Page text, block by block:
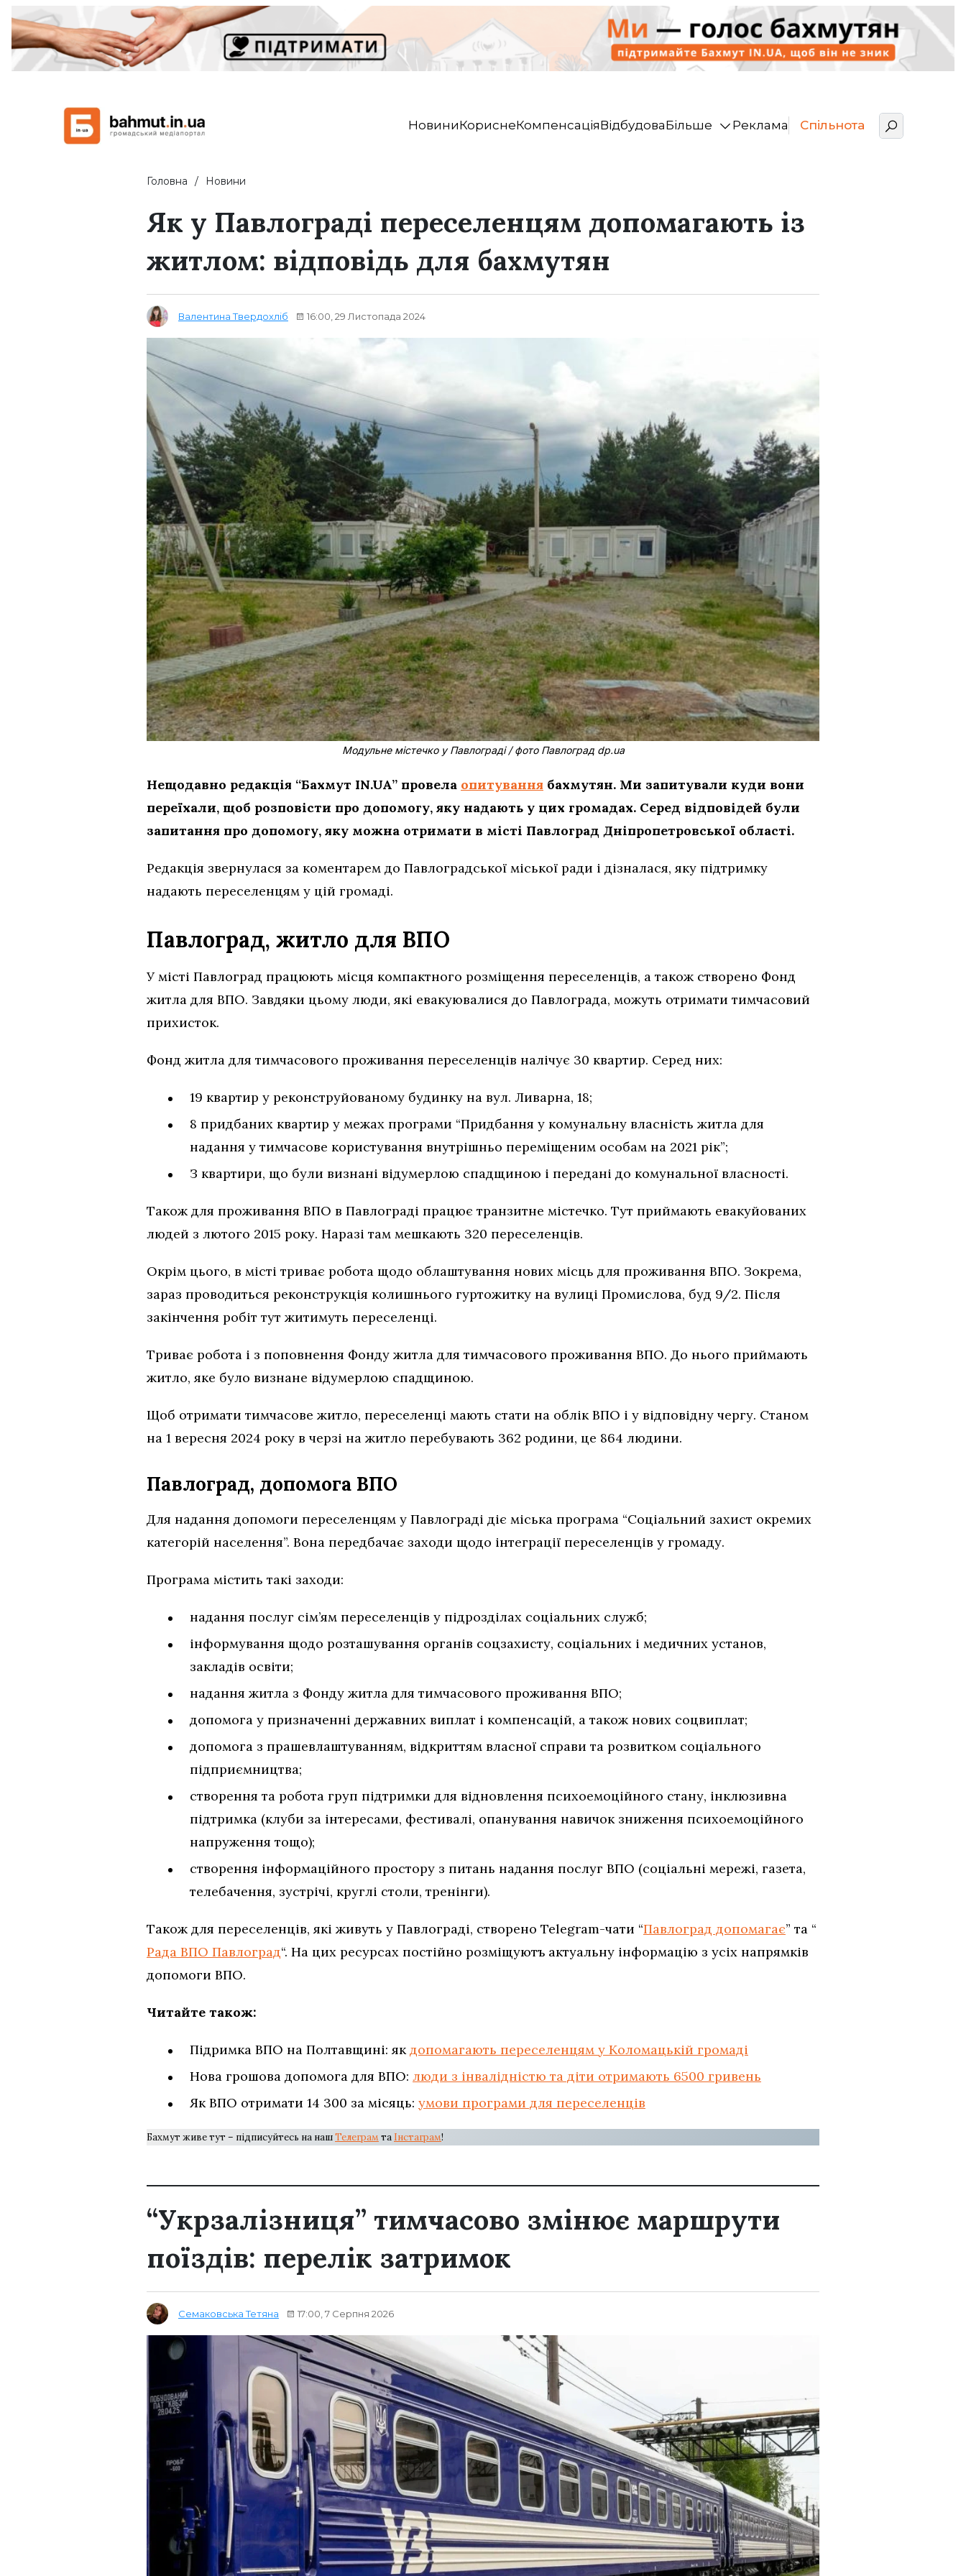
НовиниКориснеКомпенсаціяВідбудоваБільше Реклама Спільнота
Головна Новини
Як у Павлограді переселенцям допомагають із
житлом: відповідь для бахмутян
Валентина Твердохліб 16:00, 29 Листопада 2024
Модульне містечко у Павлограді / фото Павлоград dp.ua
Нещодавно редакція “Бахмут IN.UA” провела опитування бахмутян. Ми запитували куди вони
переїхали, щоб розповісти про допомогу, яку надають у цих громадах. Серед відповідей були
запитання про допомогу, яку можна отримати в місті Павлоград Дніпропетровської області.
Редакція звернулася за коментарем до Павлоградської міської ради і дізналася, яку підтримку
надають переселенцям у цій громаді.
Павлоград, житло для ВПО
У місті Павлоград працюють місця компактного розміщення переселенців, а також створено Фонд
житла для ВПО. Завдяки цьому люди, які евакуювалися до Павлограда, можуть отримати тимчасовий
прихисток.
Фонд житла для тимчасового проживання переселенців налічує 30 квартир. Серед них:
19 квартир у реконструйованому будинку на вул. Ливарна, 18;
8 придбаних квартир у межах програми “Придбання у комунальну власнiсть житла для
надання у тимчасове користування внутрiшньо перемiщеним особам на 2021 piк”;
З квартири, що були визнанi вiдумерлою спадщиною і переданi до комунальної власностi.
Також для проживання ВПО в Павлограді працює транзитне містечко. Тут приймають евакуйованих
людей з лютого 2015 року. Наразi там мешкають 320 переселенців.
Окрім цього, в місті триває робота щодо облаштування нових місць для проживання ВПО. Зокрема,
зараз проводиться реконструкцiя колишнього гуртожитку на вулиці Промислова, буд 9/2. Після
закінчення робіт тут житимуть переселенці.
Триває робота і з поповнення Фонду житла для тимчасового проживання ВПО. До нього приймають
житло, яке було визнане відумерлою спадщиною.
Щоб отримати тимчасове житло, переселенці мають стати на облік ВПО і у відповідну чергу. Станом
на 1 вересня 2024 року в черзі на житло перебувають 362 родини, це 864 людини.
Павлоград, допомога ВПО
Для надання допомоги переселенцям у Павлограді діє мicька програма “Соцiальний захист окремих
категорiй населення”. Вона передбачає заходи щодо iнтеграцiї переселенців у громаду.
Програма містить такі заходи:
надання послуг сiм’ям переселенцiв у пiдроздiлах соцiальних служб;
iнформування щодо розташування органiв соцзахисту, соцiальних і медичних установ,
закладiв освiти;
надання житла з Фонду житла для тимчасового проживання ВПО;
допомога у призначенні державних виплат і компенсацій, а також нових соцвиплат;
допомога з прашевлаштуванням, вiдкриттям власної справи та розвитком соцiального
пiдприємництва;
створення та робота груп пiдтримки для вiдновлення психоемоцiйного стану, iнклюзивна
пiдтримка (клуби за iнтересами, фестивалi, опанування навичок зниження психоемоцiйного
напруження тощо);
створення iнформацiйного простору з питань надання послуг ВПО (соцiальнi мережi, газета,
телебачення, зустрiчi, круглi столи, тренiнги).
Також для переселенців, які живуть у Павлоградi, створено Telegram-чати “Павлоград допомагає” та “
Рада ВПО Павлоград“. На цих ресурсах постiйно розмiщуютъ актуальну iнформацiю з ycix напрямкiв
допомоги ВПО.
Читайте також:
Підримка ВПО на Полтавщині: якдопомагають переселенцям у Коломацькій громаді
Нова грошова допомога для ВПО: люди з інвалідністю та діти отримають 6500 гривень
Як ВПО отримати 14 300 за місяць: умови програми для переселенців
Бахмут живе тут – підписуйтесь на нашТелеграм та Інстаграм!
“Укрзалізниця” тимчасово змінює маршрути
поїздів: перелік затримок
Семаковська Тетяна 17:00, 7 Серпня 2026